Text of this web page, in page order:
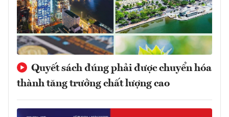
Quyết sách đúng phải được chuyển hóa
thành tăng trưởng chất lượng cao